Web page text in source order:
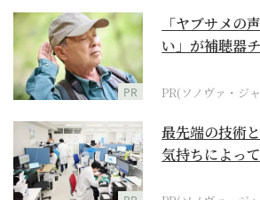
PR
「ヤブサメの
い」が補聴器
PR(ソノヴァ・ジ
最先端の技術
気持ちによっ